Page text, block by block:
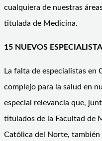
cualquiera de nuestras
titulada de Medicina.
15 NUEVOS
La falta de especialistas en
complejo para la salud en
especial relevancia que,
titulados de la Facultad de
Católica del Norte,